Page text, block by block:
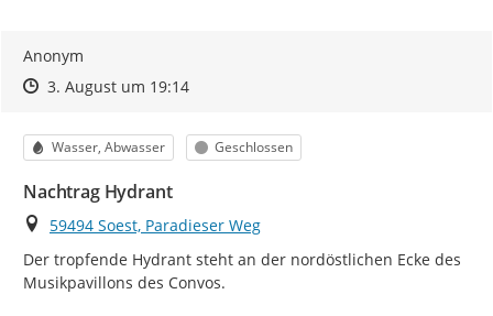
Anonym
Zeitpunkt des Erstellens
Zeitpunkt des Erstellens
3. August um 19:14Zur Äußerung
Kategorie
Wasser, Abwasser Status
Geschlossen
Nachtrag Hydrant
Ort
59494 Soest, Paradieser Weg
Der tropfende Hydrant steht an der nordöstlichen Ecke des
Musikpavillons des Convos.